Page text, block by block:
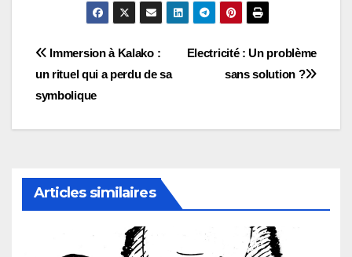
Navigation
de
l’article
Electricité : Un problème
sans solution ?
Immersion à Kalako :
un rituel qui a perdu de sa
symbolique
Articles similaires